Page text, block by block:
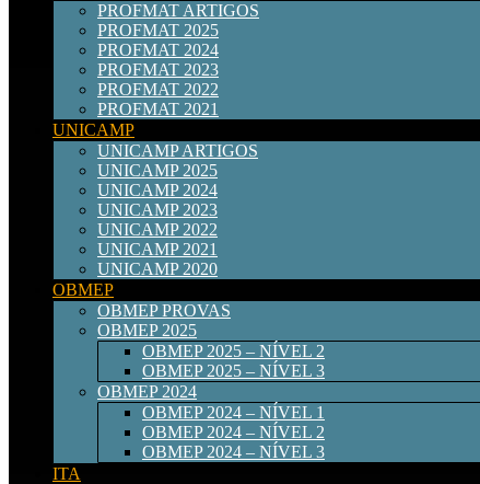
PROFMAT ARTIGOS
PROFMAT 2025
PROFMAT 2024
PROFMAT 2023
PROFMAT 2022
PROFMAT 2021
UNICAMP
UNICAMP ARTIGOS
UNICAMP 2025
UNICAMP 2024
UNICAMP 2023
UNICAMP 2022
UNICAMP 2021
UNICAMP 2020
OBMEP
OBMEP PROVAS
OBMEP 2025
OBMEP 2025 – NÍVEL 2
OBMEP 2025 – NÍVEL 3
OBMEP 2024
OBMEP 2024 – NÍVEL 1
OBMEP 2024 – NÍVEL 2
OBMEP 2024 – NÍVEL 3
ITA